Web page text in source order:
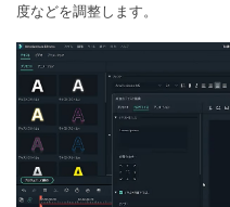
度などを調整します。